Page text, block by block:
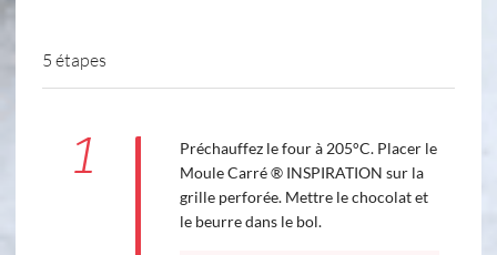
5 étapes
1
Préchauffez le four à 205°C. Placer le
Moule Carré ® INSPIRATION sur la
grille perforée. Mettre le chocolat et
le beurre dans le bol.